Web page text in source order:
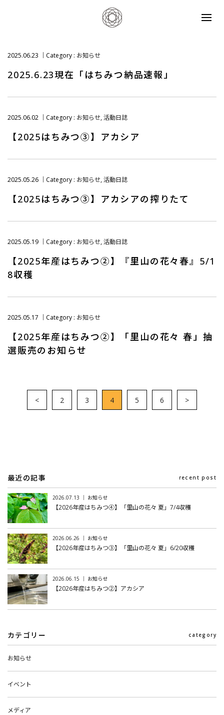
2025.06.23 Category : お知らせ
2025.6.23現在「はちみつ納品速報」
2025.06.02 Category : お知らせ,活動日誌
【2025はちみつ③】アカシア
2025.05.26 Category : お知らせ,活動日誌
【2025はちみつ③】アカシアの搾りたて
2025.05.19 Category : お知らせ,活動日誌
【2025年産はちみつ②】『里山の花々春』5/1
8収穫
2025.05.17 Category : お知らせ
【2025年産はちみつ②】「里山の花々 春」抽
選販売のお知らせ
< 2 3 4 5 6 >
最近の記事 recent post
2026.07.13 ｜ お知らせ
【2026年産はちみつ④】「里山の花々 夏」7/4収穫
2026.06.26 ｜ お知らせ
【2026年産はちみつ③】「里山の花々 夏」6/20収穫
2026.06.15 ｜ お知らせ
【2026年産はちみつ②】アカシア
カテゴリー category
お知らせ
イベント
メディア